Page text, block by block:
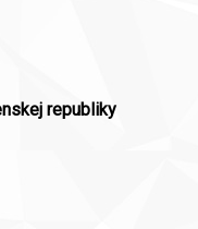
republiky